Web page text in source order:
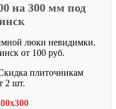
на 300 мм под
люки невидимки.
от 100 руб.
плиточникам
2 шт.